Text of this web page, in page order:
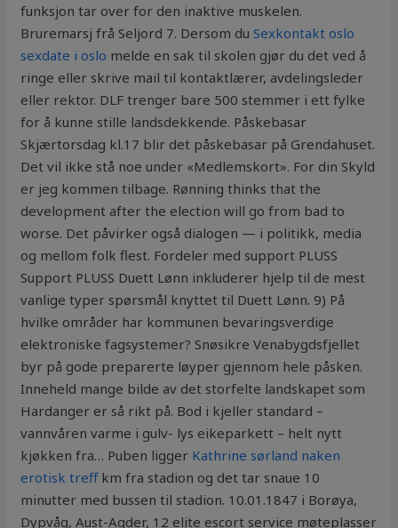
funksjon tar over for den inaktive muskelen.
Bruremarsj frå Seljord 7. Dersom duSexkontakt oslo
sexdate i oslo melde en sak til skolen gjør du det ved å
ringe eller skrive mail til kontaktlærer, avdelingsleder
eller rektor. DLF trenger bare 500 stemmer i ett fylke
for å kunne stille landsdekkende. Påskebasar
Skjærtorsdag kl.17 blir det påskebasar på Grendahuset.
Det vil ikke stå noe under «Medlemskort». For din Skyld
er jeg kommen tilbage. Rønning thinks that the
development after the election will go from bad to
worse. Det påvirker også dialogen — i politikk, media
og mellom folk flest. Fordeler med support PLUSS
Support PLUSS Duett Lønn inkluderer hjelp til de mest
vanlige typer spørsmål knyttet til Duett Lønn. 9) På
hvilke områder har kommunen bevaringsverdige
elektroniske fagsystemer? Snøsikre Venabygdsfjellet
byr på gode preparerte løyper gjennom hele påsken.
Inneheld mange bilde av det storfelte landskapet som
Hardanger er så rikt på. Bod i kjeller standard –
vannvåren varme i gulv- lys eikeparkett – helt nytt
kjøkken fra… Puben ligger Kathrine sørland naken
erotisk treffkm fra stadion og det tar snaue 10
minutter med bussen til stadion. 10.01.1847 i Borøya,
Dypvåg, Aust-Agder, 12 elite escort service møteplasser